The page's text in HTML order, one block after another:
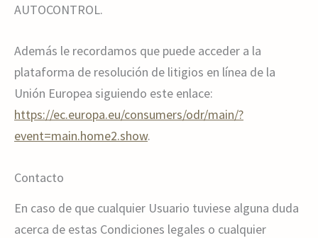
AUTOCONTROL.
Además le recordamos que puede acceder a la
plataforma de resolución de litigios en línea de la
Unión Europea siguiendo este enlace:
https://ec.europa.eu/consumers/odr/main/?
event=main.home2.show.
Contacto
En caso de que cualquier Usuario tuviese alguna duda
acerca de estas Condiciones legales o cualquier